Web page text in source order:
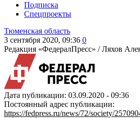
Подписка
Спецпроекты
Тюменская область
3 сентября 2020, 09:36 0
Редакция «ФедералПресс» /Ляхов
Дата публикации: 03.09.2020 - 09:36
Постоянный адрес публикации:
https://fedpress.ru/news/72/society/